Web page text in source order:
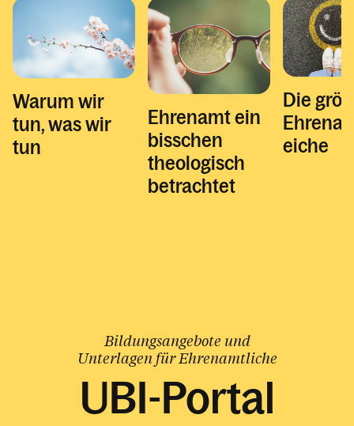
Warum wir
tun, ­was wir
tun
Ehrenamt ein
bisschen
theologisch
betrachtet
Die
eiche
Bildungsangebote und
Unterlagen für Ehrenamtliche
UBI-Portal